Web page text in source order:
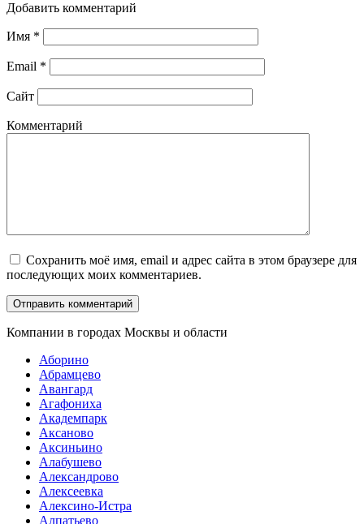
Добавить комментарий
Имя *
Email *
Сайт
Комментарий
Сохранить моё имя, email и адрес сайта в этом браузере для
последующих моих комментариев.
Компании в городах Москвы и области
Аборино
Абрамцево
Авангард
Агафониха
Академпарк
Аксаново
Аксиньино
Алабушево
Александрово
Алексеевка
Алексино-Истра
Алпатьево